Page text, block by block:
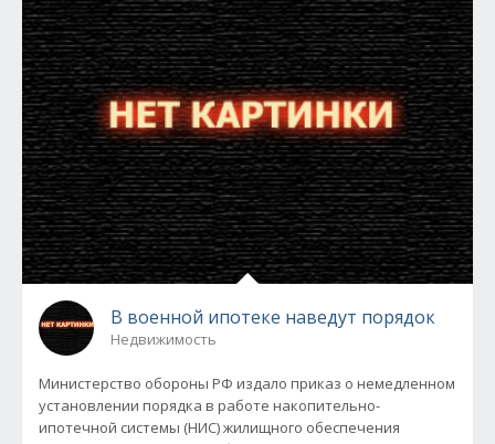
В военной ипотеке наведут порядок
Недвижимость
Министерство обороны РФ издало приказ о немедленном
установлении порядка в работе накопительно-
ипотечной системы (НИС) жилищного обеспечения